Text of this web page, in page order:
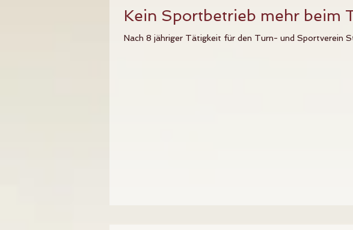
Kein Sportbetrieb mehr beim
Nach 8 jähriger Tätigkeit für den Turn- und Sportverein